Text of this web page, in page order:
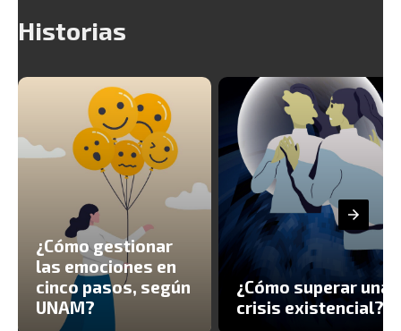
Historias
¿Cómo gestionar
las emociones en
cinco pasos, según
UNAM?
¿Cómo superar una
crisis existencial?